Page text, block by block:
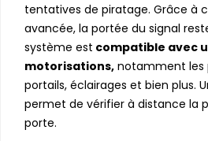
tentatives de piratage. Grâce à
avancée, la portée du signal
système est compatible avec
motorisations, notamment les
portails, éclairages et bien plus.
permet de vérifier à distance la
porte.